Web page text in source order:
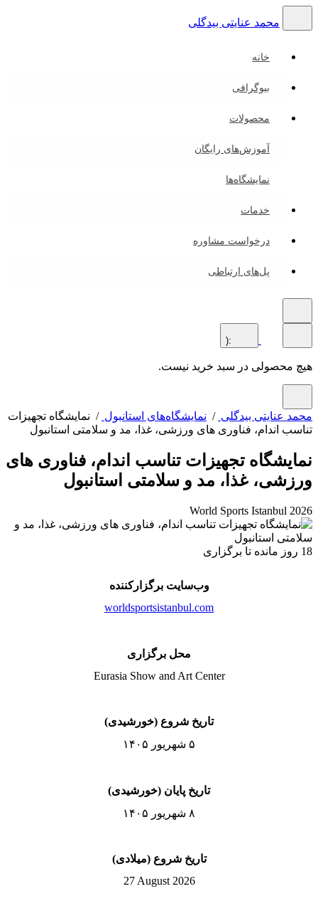
محمد عنایتی بیدگلی
خانه
بیوگرافی
محصولات
آموزش‌های رایگان
نمایشگاه‌ها
خدمات
درخواست مشاوره
پل‌های ارتباطی
محصولی در سبد خرید نیست.
عنایتی بیدگلی/نمایشگاه‌های استانبول/ نمایشگاه تجهیزات
اندام، فناوری های ورزشی، غذا، مد و سلامتی استانبول
تجهیزات تناسب اندام، فناوری های
غذا، مد و سلامتی استانبول
World Sports Istanbul
وب‌سایت برگزارکننده
worldsportsistanbul.com
محل برگزاری
Eurasia Show and Art Center
تاریخ شروع (خورشیدی)
تاریخ پایان (خورشیدی)
تاریخ شروع (میلادی)
27 August 2026